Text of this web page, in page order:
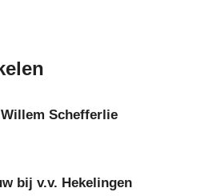
Schefferlie
bij v.v. Hekelingen